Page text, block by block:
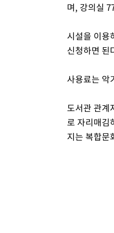
며, 강의실
시설을 이용
신청하면 된
사용료는 악
도서관 관계
로 자리매김
지는 복합문